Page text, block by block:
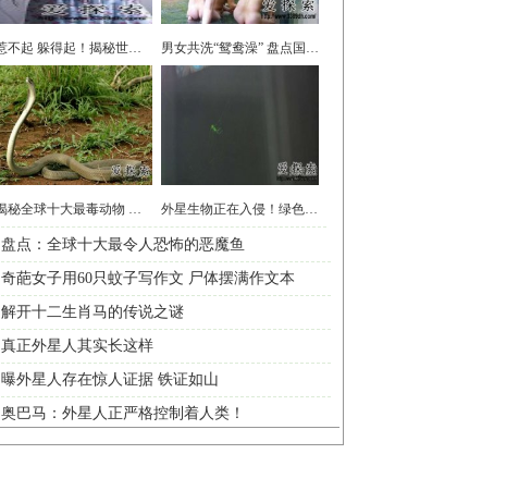
惹不起 躲得起！揭秘世界各地女汉子
外星生物正在入侵！绿色生命体被曝光
盘点：全球十大最令人恐怖的恶魔鱼
奇葩女子用60只蚊子写作文 尸体摆满作文本
解开十二生肖马的传说之谜
真正外星人其实长这样
曝外星人存在惊人证据 铁证如山
奥巴马：外星人正严格控制着人类！